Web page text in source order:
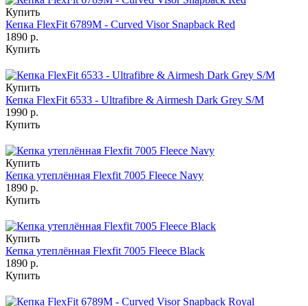
Купить
Кепка FlexFit 6789M - Curved Visor Snapback Red
1890 р.
Купить
Купить
Кепка FlexFit 6533 - Ultrafibre & Airmesh Dark Grey S/M
1990 р.
Купить
Купить
Кепка утеплённая Flexfit 7005 Fleece Navy
1890 р.
Купить
Купить
Кепка утеплённая Flexfit 7005 Fleece Black
1890 р.
Купить